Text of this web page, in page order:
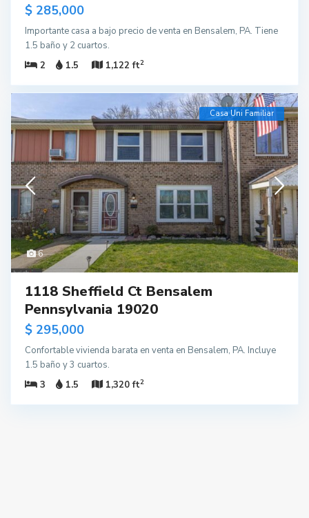
$ 285,000
Importante casa a bajo precio de venta en Bensalem, PA. Tiene
1.5 baño y 2 cuartos.
2
1.5 1,122 ft2
6
Casa Uni Familiar
1118 Sheffield Ct Bensalem
Pennsylvania 19020
$ 295,000
Confortable vivienda barata en venta en Bensalem, PA. Incluye
1.5 baño y 3 cuartos.
3
1.5 1,320 ft2